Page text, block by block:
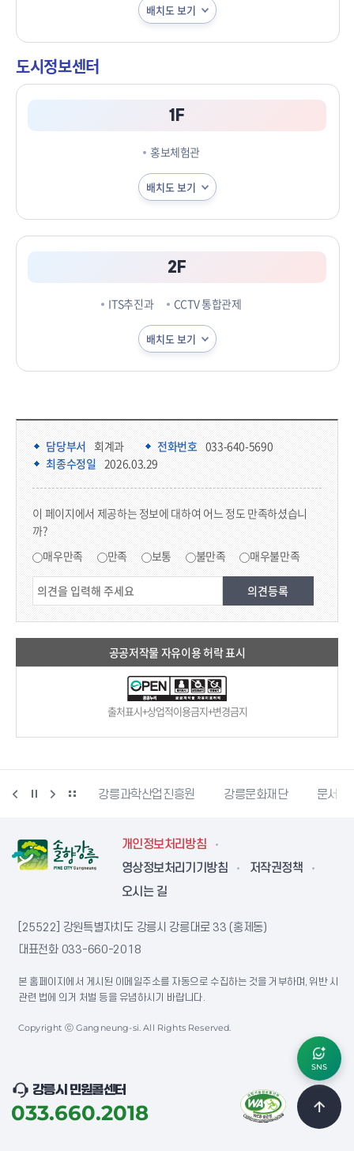
배치도 보기
도시정보센터
1F
홍보체험관
배치도 보기
2F
ITS추진과 CCTV 통합관제
배치도 보기
담당부서 정보 & 컨텐츠 만족도 조사 & 공공저작물 자유이용 허락 표시
담당부서 회계과 전화번호 033-640-5690
최종수정일 2026.03.29
이 페이지에서 제공하는 정보에 대하여 어느 정도 만족하셨습니
까?
매우만족 만족 보통 불만족 매우불만족
공공저작물 자유이용 허락 표시
출처표시+상업적이용금지+변경금지
강릉커피축제 강릉과학산업진흥원 강릉문화재단 문서24
개인정보처리방침
영상정보처리기기방침
저작권정책
오시는 길
[25522] 강원특별자치도 강릉시 강릉대로 33 (홍제동)
대표전화 033-660-2018
본 홈페이지에서 게시된 이메일주소를 자동으로 수집하는 것을 거부하며, 위반 시
관련 법에 의거 처벌 등을 유념하시기 바랍니다.
Copyright ⓒ Gangneung-si. All Rights Reserved.
강릉시 민원콜센터
033.660.2018
SNS